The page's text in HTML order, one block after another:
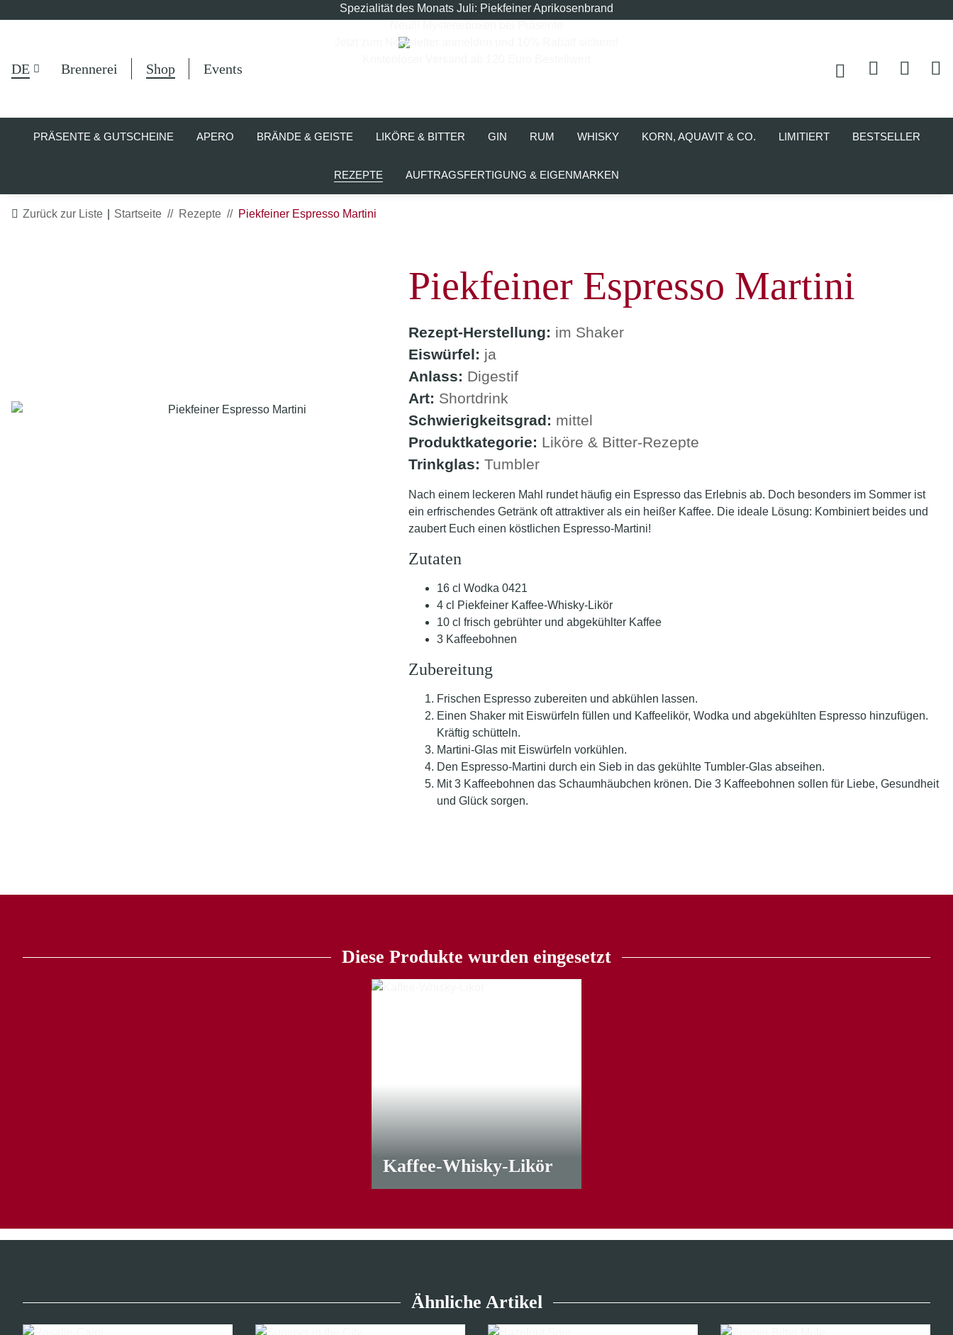
Spezialität des Monats Juli: Piekfeiner Aprikosenbrand
Jetzt zum Newsletter anmelden und 10% Rabatt sichern!
DE Brennerei Shop Events
PRÄSENTE & GUTSCHEINE APERO BRÄNDE & GEISTE LIKÖRE & BITTER GIN RUM WHISKY KORN, AQUAVIT & CO. LIMITIERT BESTSELLER
REZEPTE AUFTRAGSFERTIGUNG & EIGENMARKEN
Zurück zur Liste Startseite Rezepte Piekfeiner Espresso Martini
Piekfeiner Espresso Martini
Rezept-Herstellung: im Shaker
Eiswürfel: ja
Anlass: Digestif
Art: Shortdrink
Schwierigkeitsgrad: mittel
Produktkategorie: Liköre & Bitter-Rezepte
Trinkglas: Tumbler
Nach einem leckeren Mahl rundet häufig ein Espresso das Erlebnis ab. Doch besonders im Sommer ist
ein erfrischendes Getränk oft attraktiver als ein heißer Kaffee. Die ideale Lösung: Kombiniert beides und
zaubert Euch einen köstlichen Espresso-Martini!
Zutaten
16 cl Wodka 0421
4 cl Piekfeiner Kaffee-Whisky-Likör
10 cl frisch gebrühter und abgekühlter Kaffee
3 Kaffeebohnen
Zubereitung
Frischen Espresso zubereiten und abkühlen lassen.
Einen Shaker mit Eiswürfeln füllen und Kaffeelikör, Wodka und abgekühlten Espresso hinzufügen.
Kräftig schütteln.
Martini-Glas mit Eiswürfeln vorkühlen.
Den Espresso-Martini durch ein Sieb in das gekühlte Tumbler-Glas abseihen.
Mit 3 Kaffeebohnen das Schaumhäubchen krönen. Die 3 Kaffeebohnen sollen für Liebe, Gesundheit
und Glück sorgen.
Diese Produkte wurden eingesetzt
Kaffee-Whisky-Likör
ab8,00 €*
Ähnliche Artikel